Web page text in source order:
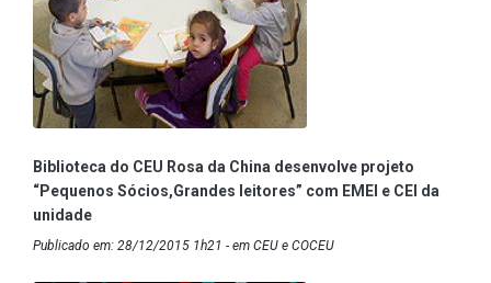
Biblioteca do CEU Rosa da China desenvolve projeto
“Pequenos Sócios,Grandes leitores” com EMEI e CEI da
unidade
Publicado em: 28/12/2015 1h21 - em CEU e COCEU